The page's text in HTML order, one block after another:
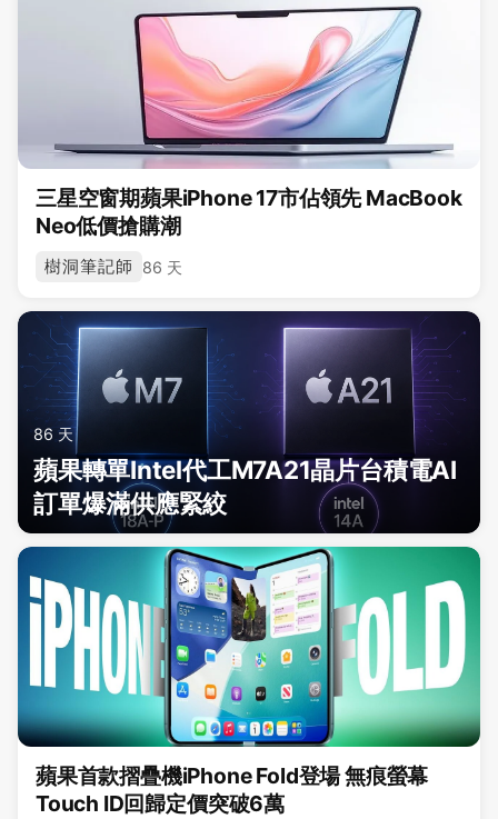
三星空窗期蘋果iPhone 17市佔領先 MacBook
Neo低價搶購潮
樹洞筆記師 86 天
86 天
蘋果轉單Intel代工M7A21晶片台積電AI
訂單爆滿供應緊絞
蘋果首款摺疊機iPhone Fold登場 無痕螢幕
Touch ID回歸定價突破6萬